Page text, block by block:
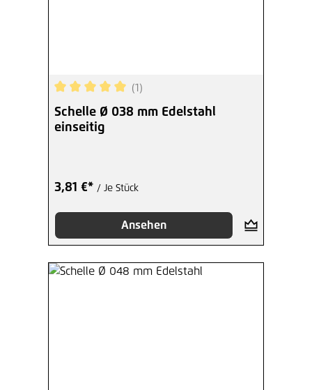
Durchschnittliche Bewertung von 5 von 5
(1)
Schelle Ø 038 mm Edelstahl
einseitig
3,81 €* / Je Stück
Ansehen